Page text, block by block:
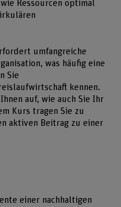
Ressourcen optimal
umfangreiche
was häufig eine
Sie
kennen.
auf, wie auch Sie Ihr
Kurs tragen Sie zu
aktiven Beitrag zu einer
einer nachhaltigen